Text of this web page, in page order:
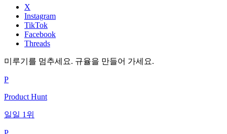
X
Instagram
TikTok
Facebook
Threads
미루기를 멈추세요. 규율을 만들어 가세요.
P
Product Hunt
일일 1위